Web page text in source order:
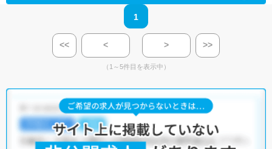
1
<< < > >>
（1～5件目を表示中）